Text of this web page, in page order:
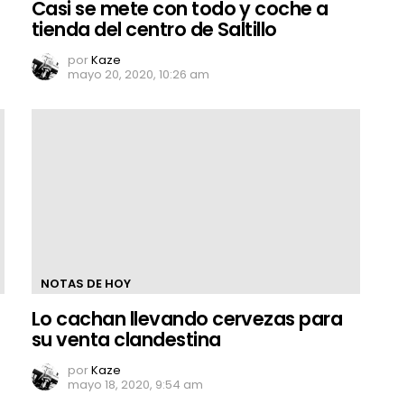
Casi se mete con todo y coche a
tienda del centro de Saltillo
porKaze
mayo 20, 2020, 10:26 am
NOTAS DE HOY
Lo cachan llevando cervezas para
su venta clandestina
porKaze
mayo 18, 2020, 9:54 am